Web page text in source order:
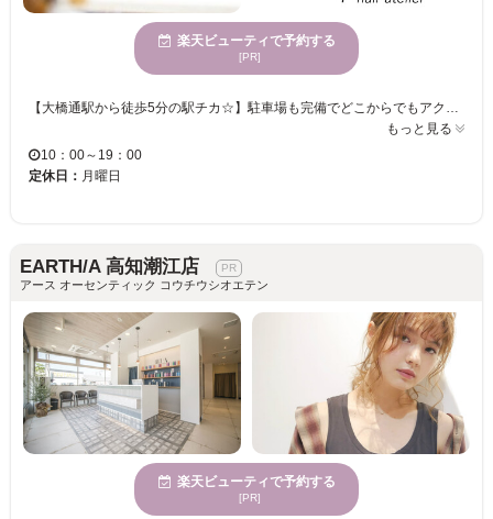
楽天ビューティで予約する
[PR]
【大橋通駅から徒歩5分の駅チカ☆】駐車場も完備でどこからでもアクセス抜群！！オーガニックにこだわり、商材・店内の雰囲気すべてがナチュラル派の癒し系サロン★ゆっくり過ごせる静かな空間で、豊富な知識・経験とハイクオリティな技術、そして丁寧なカウンセリングで満足いく仕上りをご提供いたします♪ 【40・50代の方にもオススメ♪】 あなただけのカラーで理想のスタイルが実現！髪に優しいダメージレスの薬剤使用で、髪の状態＋なりたいイメージに合わせて美しい髪色を叶えます☆いつまでも若々しく、キレイなヘアに・・・♪
もっと見る
10：00～19：00
定休日： 月曜日
EARTH/A 高知潮江店
アース オーセンティック コウチウシオエテン
楽天ビューティで予約する
[PR]